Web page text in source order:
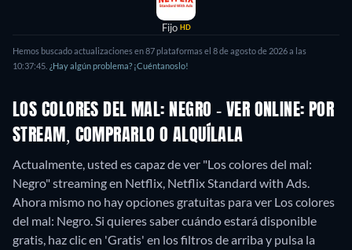
Fijo HD
Hemos buscado actualizaciones en87plataformas el 8 de agosto de 2026a las
10:37:45 ¿Hay algún problema? ¡Cuéntanoslo!
LOS COLORES DEL MAL: NEGRO - VER ONLINE: POR
STREAM, COMPRARLO O ALQUÍLALA
Actualmente, usted es capaz de ver "Los colores del mal:
Negro" streaming en Netflix, Netflix Standard with Ads.
Ahora mismo no hay opciones gratuitas para ver Los colores
del mal: Negro. Si quieres saber cuándo estará disponible
gratis, haz clic en 'Gratis' en los filtros de arriba y pulsa la